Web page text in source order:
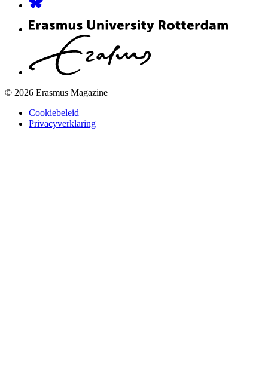
© 2026 Erasmus Magazine
Cookiebeleid
Privacyverklaring